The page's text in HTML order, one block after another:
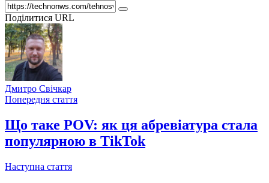
Поділитися URL
Дмитро Свічкар
Попередня стаття
Що таке POV: як ця абревіатура стала
популярною в TikTok
Наступна стаття